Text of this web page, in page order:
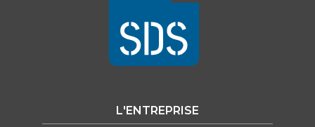
L'ENTREPRISE